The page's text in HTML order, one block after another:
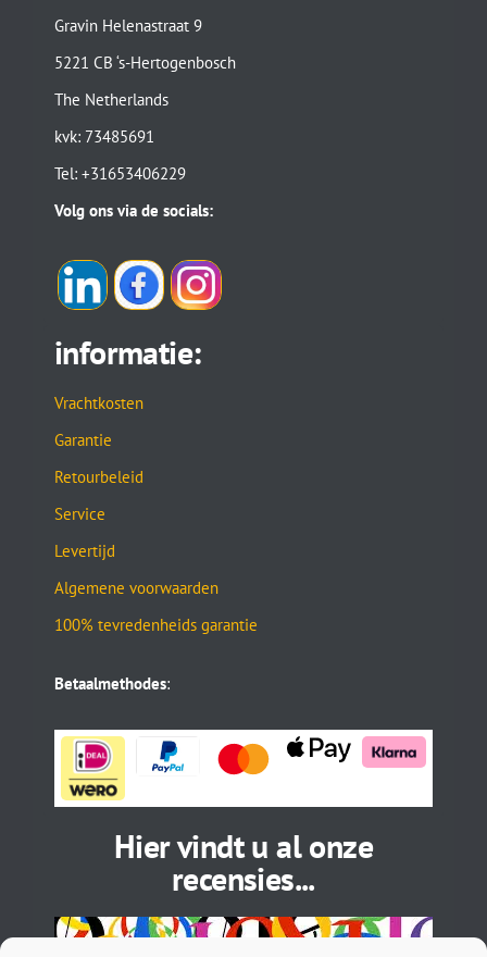
Gravin Helenastraat 9
5221 CB ‘s-Hertogenbosch
The Netherlands
kvk: 73485691
Tel: +31653406229
Volg ons via de socials:
informatie:
Vrachtkosten
Garantie
Retourbeleid
Service
Levertijd
Algemene voorwaarden
100% tevredenheids garantie
Betaalmethodes:
Hier vindt u al onze
recensies...